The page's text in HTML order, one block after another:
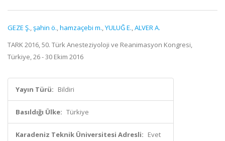
GEZE Ş.,şahin ö.,hamzaçebi m.,YULUĞ E.,ALVER A.
TARK 2016, 50. Türk Anesteziyoloji ve Reanimasyon Kongresi,
Türkiye, 26 - 30 Ekim 2016
Yayın Türü: Bildiri
Basıldığı Ülke: Türkiye
Karadeniz Teknik Üniversitesi Adresli: Evet